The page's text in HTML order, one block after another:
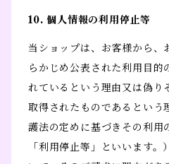
10. 個人情報の利用停止等
当ショップは、お客様から、
らかじめ公表された利用目的
れているという理由又は偽り
取得されたものであるという
護法の定めに基づきその利用
「利用停止等」といいます